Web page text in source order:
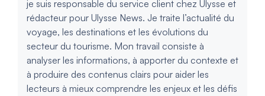
je suis responsable du service client chez Ulysse et
rédacteur pour Ulysse News. Je traite l’actualité du
voyage, les destinations et les évolutions du
secteur du tourisme. Mon travail consiste à
analyser les informations, à apporter du contexte et
à produire des contenus clairs pour aider les
lecteurs à mieux comprendre les enjeux et les défis